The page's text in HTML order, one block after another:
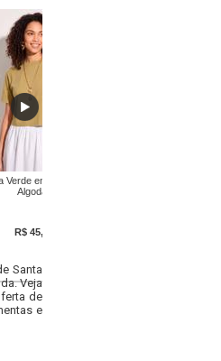
Verde em Malha de
Algodão
R$ 45,99
Santa
Veja
de
e